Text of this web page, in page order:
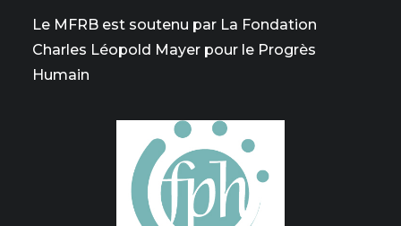
Le MFRB est soutenu par La Fondation
Charles Léopold Mayer pour le Progrès
Humain